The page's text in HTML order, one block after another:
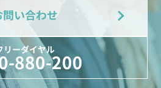
問い合わせ
リーダイヤル
880-200